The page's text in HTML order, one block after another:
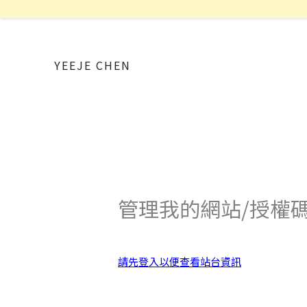
YEEJE CHEN
管理我的網站/授權